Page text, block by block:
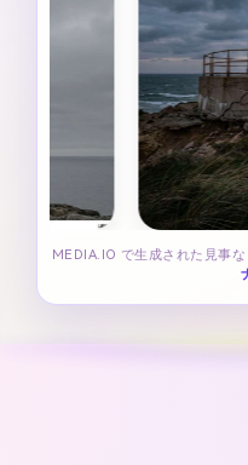
MEDIA.IO で生成された見事